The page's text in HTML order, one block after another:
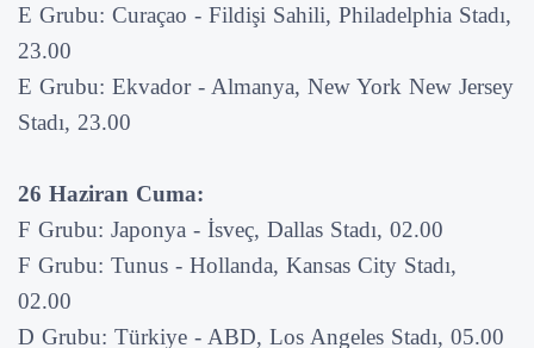
E Grubu: Curaçao - Fildişi Sahili, Philadelphia Stadı,
23.00
E Grubu: Ekvador - Almanya, New York New Jersey
Stadı, 23.00
26 Haziran Cuma:
F Grubu: Japonya - İsveç, Dallas Stadı, 02.00
F Grubu: Tunus - Hollanda, Kansas City Stadı,
02.00
D Grubu: Türkiye - ABD, Los Angeles Stadı, 05.00